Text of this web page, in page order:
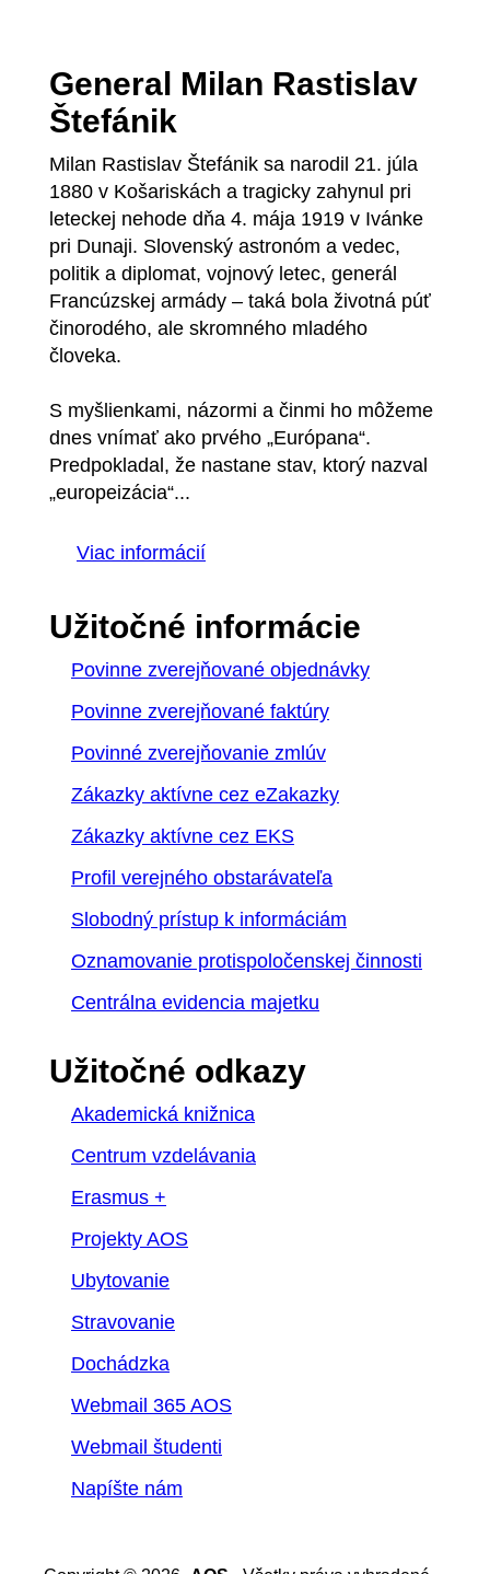
General Milan Rastislav
Štefánik
Milan Rastislav Štefánik sa narodil 21. júla
1880 v Košariskách a tragicky zahynul pri
leteckej nehode dňa 4. mája 1919 v Ivánke
pri Dunaji. Slovenský astronóm a vedec,
politik a diplomat, vojnový letec, generál
Francúzskej armády – taká bola životná púť
činorodého, ale skromného mladého
človeka.
S myšlienkami, názormi a činmi ho môžeme
dnes vnímať ako prvého „Európana“.
Predpokladal, že nastane stav, ktorý nazval
„europeizácia“...
Viac informácií
Užitočné informácie
Povinne zverejňované objednávky
Povinne zverejňované faktúry
Povinné zverejňovanie zmlúv
Zákazky aktívne cez eZakazky
Zákazky aktívne cez EKS
Profil verejného obstarávateľa
Slobodný prístup k informáciám
Oznamovanie protispoločenskej činnosti
Centrálna evidencia majetku
Užitočné odkazy
Akademická knižnica
Centrum vzdelávania
Erasmus +
Projekty AOS
Ubytovanie
Stravovanie
Dochádzka
Webmail 365 AOS
Webmail študenti
Napíšte nám